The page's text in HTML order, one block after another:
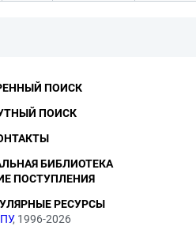
, 1996-2026
ПОИСК
ПОИСК
БИБЛИОТЕКА
ПОСТУПЛЕНИЯ
РЕСУРСЫ